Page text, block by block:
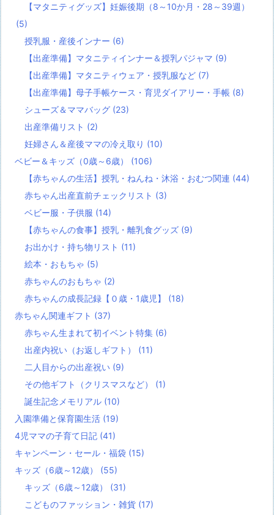
【マタニティグッズ】妊娠後期（8～10か月・28～39週）
(5)
授乳服・産後インナー (6)
【出産準備】マタニティインナー＆授乳パジャマ (9)
【出産準備】マタニティウェア・授乳服など (7)
【出産準備】母子手帳ケース・育児ダイアリー・手帳 (8)
シューズ＆ママバッグ (23)
出産準備リスト (2)
妊婦さん＆産後ママの冷え取り (10)
ベビー＆キッズ（0歳～6歳） (106)
【赤ちゃんの生活】授乳・ねんね・沐浴・おむつ関連 (44)
赤ちゃん出産直前チェックリスト (3)
ベビー服・子供服 (14)
【赤ちゃんの食事】授乳・離乳食グッズ (9)
お出かけ・持ち物リスト (11)
絵本・おもちゃ (5)
赤ちゃんのおもちゃ (2)
赤ちゃんの成長記録【０歳・1歳児】 (18)
赤ちゃん関連ギフト (37)
赤ちゃん生まれて初イベント特集 (6)
出産内祝い（お返しギフト） (11)
二人目からの出産祝い (9)
その他ギフト（クリスマスなど） (1)
誕生記念メモリアル (10)
入園準備と保育園生活 (19)
4児ママの子育て日記 (41)
キャンペーン・セール・福袋 (15)
キッズ（6歳～12歳） (55)
キッズ（6歳～12歳） (31)
こどものファッション・雑貨 (17)